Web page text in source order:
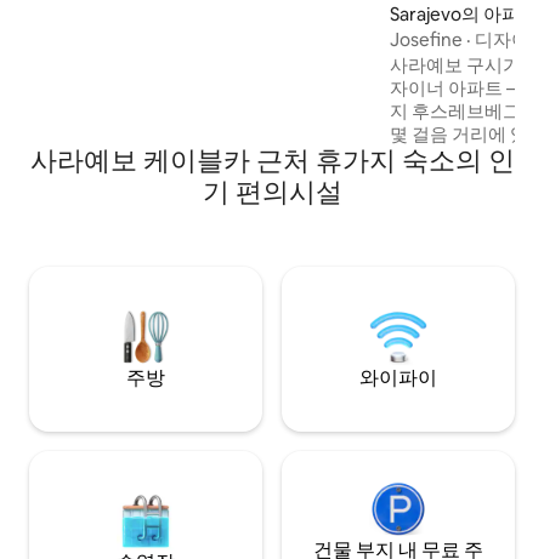
Sarajevo의 아파트
Josefine · 디자이
사라예보 구시가
자이너 아파트 —
지 후스레브베그
몇 걸음 거리에 있습니다. 침실
숙박할 수 있으며,
대 1개와 고급 침
에 완벽합니다.
사라예보 케이블카 근처 휴가지 숙소의 인
기 편의시설
주방 와이파이
건물 부지 내 무료 주